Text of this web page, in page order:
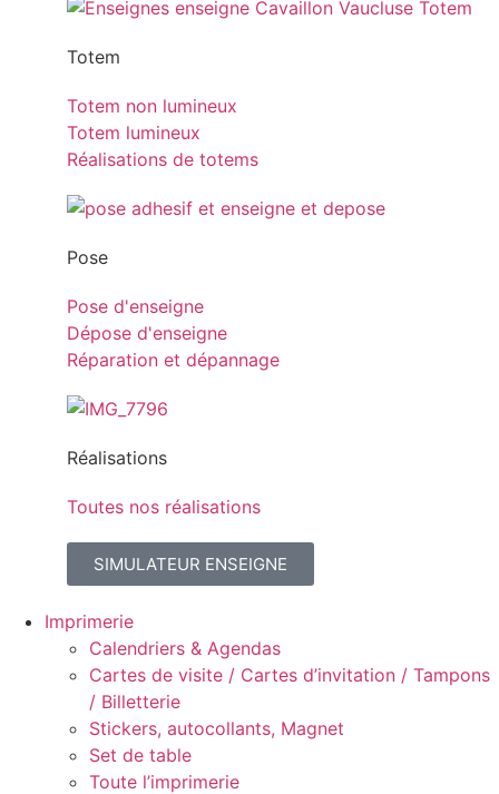
Totem
Totem non lumineux
Totem lumineux
Réalisations de totems
Pose
Pose d'enseigne
Dépose d'enseigne
Réparation et dépannage
Réalisations
Toutes nos réalisations
SIMULATEUR ENSEIGNE
Imprimerie
Calendriers & Agendas
Cartes de visite / Cartes d’invitation / Tampons
/ Billetterie
Stickers, autocollants, Magnet
Set de table
Toute l’imprimerie